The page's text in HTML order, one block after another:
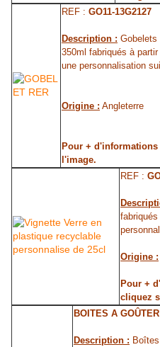
REF : GO11-13G2127
Description : Gobelets
350ml fabriqués à
une personnalisation
Origine : Angleterre
Pour +
l'image.
REF :
Origine :
Pour +
cliquez
BOITES A
Description :